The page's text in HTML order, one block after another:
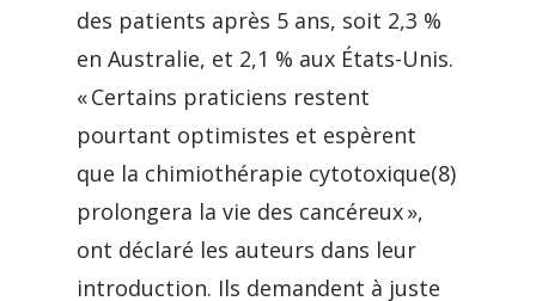
des patients après 5 ans, soit 2,3 %
en Australie, et 2,1 % aux États-Unis.
« Certains praticiens restent
pourtant optimistes et espèrent
que la chimiothérapie cytotoxique(8)
prolongera la vie des cancéreux »,
ont déclaré les auteurs dans leur
introduction. Ils demandent à juste